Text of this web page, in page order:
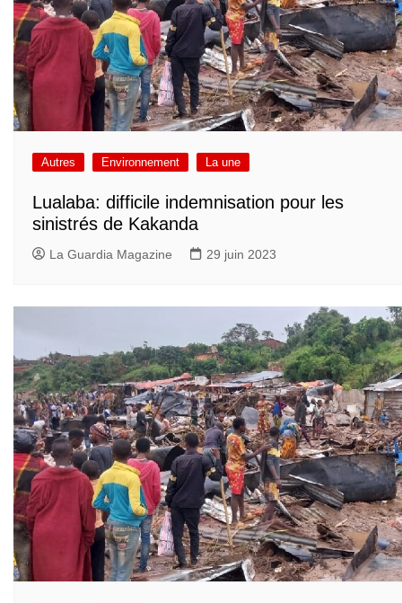
Autres Environnement La une
Lualaba: difficile indemnisation pour les
sinistrés de Kakanda
La Guardia Magazine 29 juin 2023